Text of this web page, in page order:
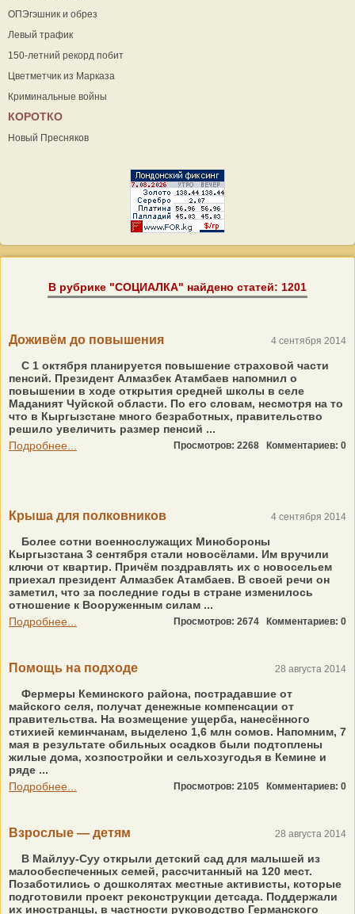
ОПЭгэшник и обрез
Левый трафик
150-летний рекорд побит
Цветметчик из Марказа
Криминальные войны
КОРОТКО
Новый Пресняков
В рубрике "СОЦИАЛКА" найдено статей: 1201
Доживём до повышения 4 сентября 2014
С 1 октября планируется повышение страховой части
пенсий. Президент Алмазбек Атамбаев напомнил о
повышении в ходе открытия средней школы в селе
Маданият Чуйской области. По его словам, несмотря на то
что в Кыргызстане много безработных, правительство
решило увеличить размер пенсий ...
Подробнее...
Просмотров: 2268 Комментариев: 0
Крыша для полковников 4 сентября 2014
Более сотни военнослужащих Минобороны
Кыргызстана 3 сентября стали новосёлами. Им вручили
ключи от квартир. Причём поздравлять их с новосельем
приехал президент Алмазбек Атамбаев. В своей речи он
заметил, что за последние годы в стране изменилось
отношение к Вооруженным силам ...
Подробнее...
Просмотров: 2674 Комментариев: 0
Помощь на подходе 28 августа 2014
Фермеры Кеминского района, пострадавшие от
майского селя, получат денежные компенсации от
правительства. На возмещение ущерба, нанесённого
стихией кеминчанам, выделено 1,6 млн сомов. Напомним, 7
мая в результате обильных осадков были подтоплены
жилые дома, хозпостройки и сельхозугодья в Кемине и
ряде ...
Подробнее...
Просмотров: 2105 Комментариев: 0
Взрослые — детям 28 августа 2014
В Майлуу-Суу открыли детский сад для малышей из
малообеспеченных семей, рассчитанный на 120 мест.
Позаботились о дошколятах местные активисты, которые
подготовили проект реконструкции детсада. Поддержали
их иностранцы, в частности руководство Германского